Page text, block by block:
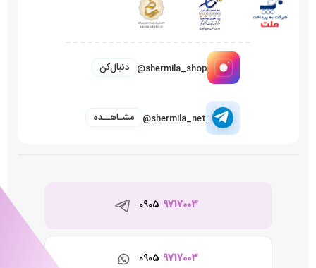
@shermila_shop دنبال‌کن
@shermila_net مشـاهــده
0905 9717003
0905 9717003